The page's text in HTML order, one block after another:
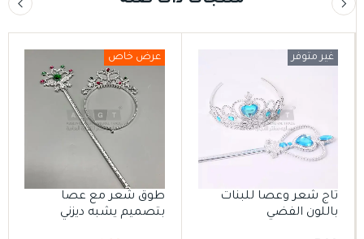
تاج شعر وعصا للبنات
باللون الفضي
غير متوفر
طوق شعر مع عصا
بتصميم يشبه ديزني
عرض خاص